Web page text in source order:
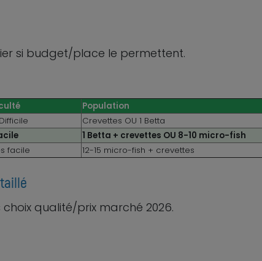
si budget/place le permettent.
Population
Difficile
Crevettes OU 1 Betta
1 Betta + crevettes OU 8-10 micro-fish
facile 12-15 micro-fish + crevettes
qualité/prix marché 2026.